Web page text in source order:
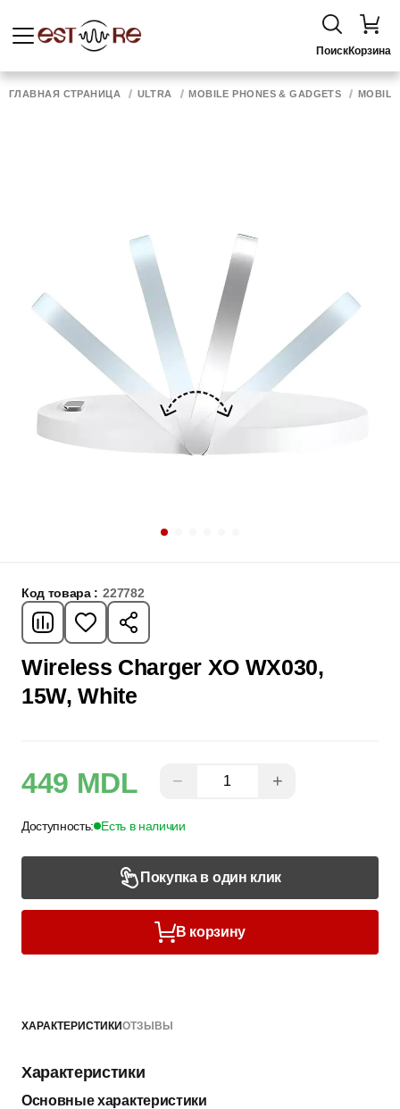
ПоискКорзина
ГЛАВНАЯ СТРАНИЦА ULTRA MOBILE PHONES & GADGETS MOBILE
Код товара : 227782
Wireless Charger XO WX030,
15W, White
449 MDL − +
Доступность: Есть в наличии
Покупка в один клик
В корзину
ХАРАКТЕРИСТИКИОТЗЫВЫ
Характеристики
Основные характеристики